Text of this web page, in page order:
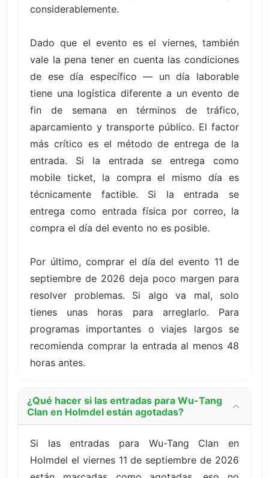
considerablemente.
Dado que el evento es el viernes, también
vale la pena tener en cuenta las condiciones
de ese día específico — un día laborable
tiene una logística diferente a un evento de
fin de semana en términos de tráfico,
aparcamiento y transporte público. El factor
más crítico es el método de entrega de la
entrada. Si la entrada se entrega como
mobile ticket, la compra el mismo día es
técnicamente factible. Si la entrada se
entrega como entrada física por correo, la
compra el día del evento no es posible.
Por último, comprar el día del evento 11 de
septiembre de 2026 deja poco margen para
resolver problemas. Si algo va mal, solo
tienes unas horas para arreglarlo. Para
programas importantes o viajes largos se
recomienda comprar la entrada al menos 48
horas antes.
¿Qué hacer si las entradas para Wu-Tang
Clan en Holmdel están agotadas?
Si las entradas para Wu-Tang Clan en
Holmdel el viernes 11 de septiembre de 2026